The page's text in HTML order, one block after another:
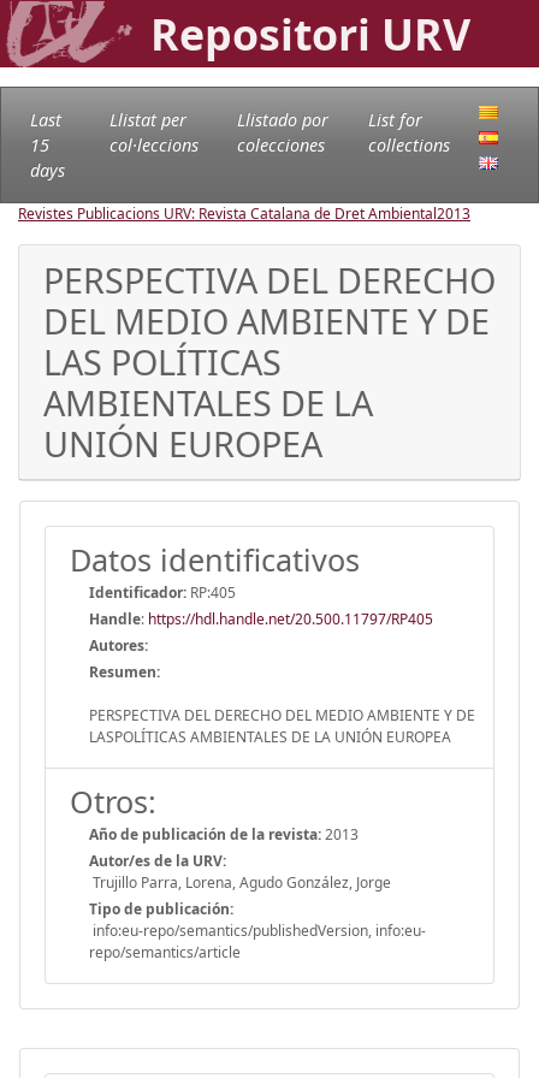
Repositori URV
Last
15
days
Llistat per
col·leccions
Llistado por
colecciones
List for
collections
Revistes Publicacions URV: Revista Catalana de Dret Ambiental2013
PERSPECTIVA DEL DERECHO
DEL MEDIO AMBIENTE Y DE
LAS POLÍTICAS
AMBIENTALES DE LA
UNIÓN EUROPEA
Datos identificativos
Identificador: RP:405
Handle: https://hdl.handle.net/20.500.11797/RP405
Autores:
Resumen:
PERSPECTIVA DEL DERECHO DEL MEDIO AMBIENTE Y DE
LASPOLÍTICAS AMBIENTALES DE LA UNIÓN EUROPEA
Otros:
Año de publicación de la revista:2013
Autor/es de la URV:
Trujillo Parra, Lorena, Agudo González, Jorge
Tipo de publicación:
info:eu-repo/semantics/publishedVersion, info:eu-
repo/semantics/article